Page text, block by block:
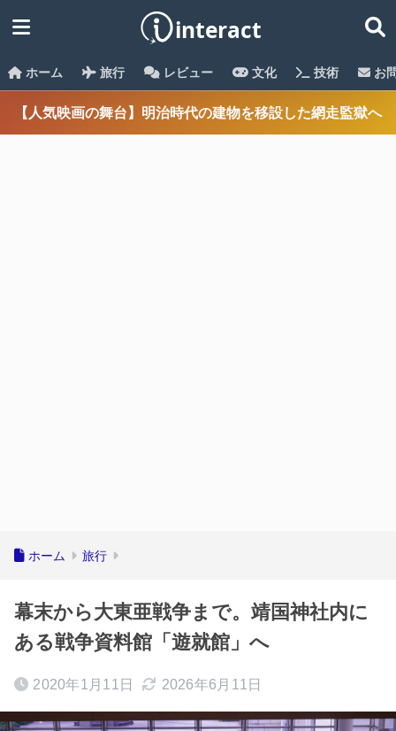
ホーム 旅行 レビュー 文化 技術 お
【人気映画の舞台】明治時代の建物を移設した網走監獄へ
ホーム 旅行
幕末から大東亜戦争まで。靖国神社内に
ある戦争資料館「遊就館」へ
2020年1月11日 2026年6月11日